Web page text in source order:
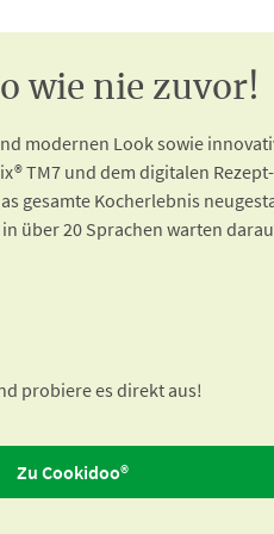
wie nie zuvor!
modernen Look sowie
TM7 und dem digitalen
gesamte Kocherlebnis
über 20 Sprachen warten
probiere es direkt aus!
Zu Cookidoo®